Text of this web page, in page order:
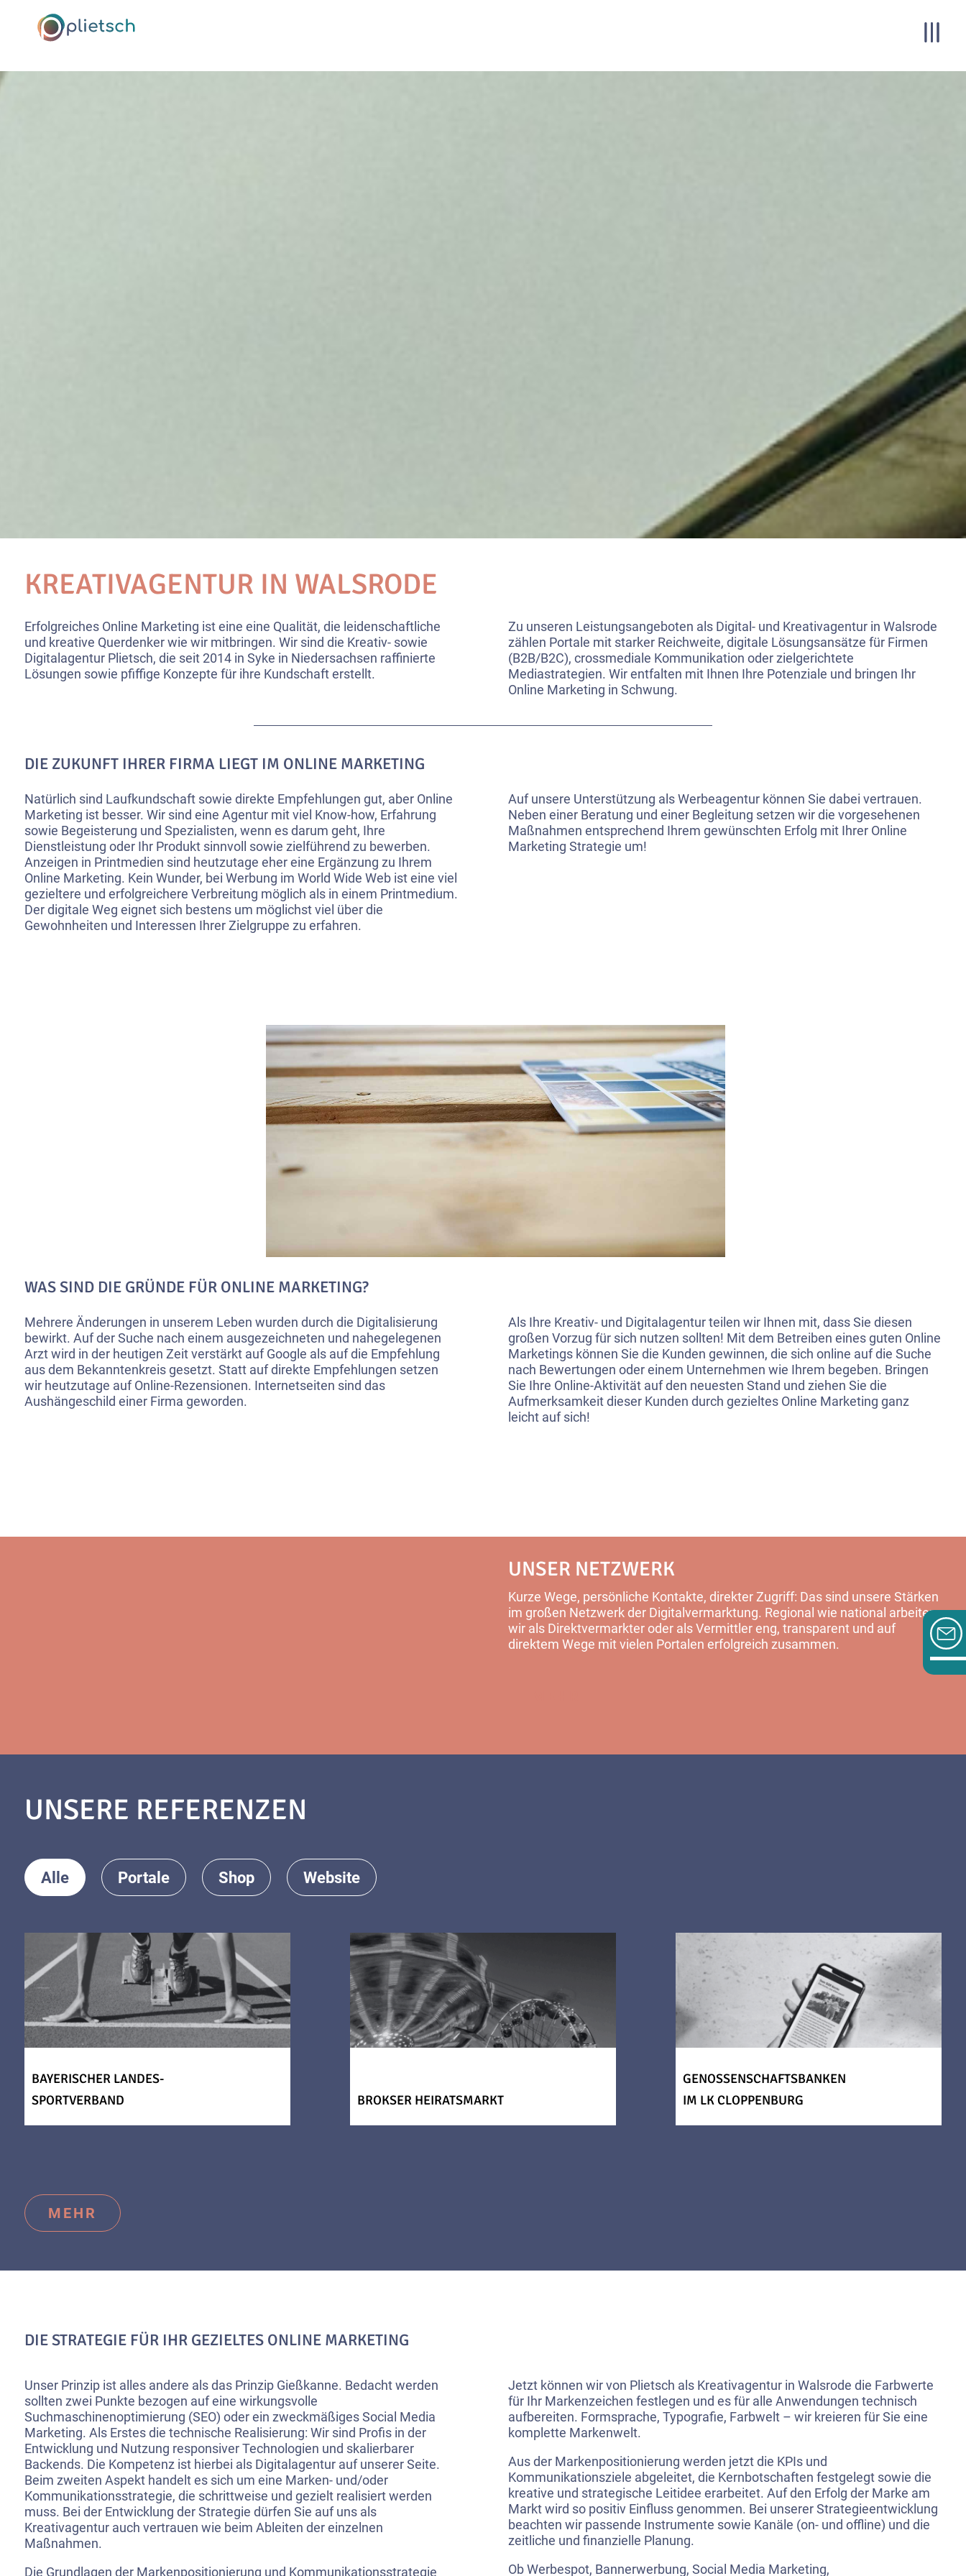
KREATIVAGENTUR IN WALSRODE
Erfolgreiches Online Marketing ist eine eine Qualität, die leidenschaftliche
und kreative Querdenker wie wir mitbringen. Wir sind die Kreativ- sowie
Digitalagentur Plietsch, die seit 2014 in Syke in Niedersachsen raffinierte
Lösungen sowie pfiffige Konzepte für ihre Kundschaft erstellt.
Zu unseren Leistungsangeboten als Digital- und Kreativagentur in Walsrode
zählen Portale mit starker Reichweite, digitale Lösungsansätze für Firmen
(B2B/B2C), crossmediale Kommunikation oder zielgerichtete
Mediastrategien. Wir entfalten mit Ihnen Ihre Potenziale und bringen Ihr
Online Marketing in Schwung.
DIE ZUKUNFT IHRER FIRMA LIEGT IM ONLINE MARKETING
Natürlich sind Laufkundschaft sowie direkte Empfehlungen gut, aber Online
Marketing ist besser. Wir sind eine Agentur mit viel Know-how, Erfahrung
sowie Begeisterung und Spezialisten, wenn es darum geht, Ihre
Dienstleistung oder Ihr Produkt sinnvoll sowie zielführend zu bewerben.
Anzeigen in Printmedien sind heutzutage eher eine Ergänzung zu Ihrem
Online Marketing. Kein Wunder, bei Werbung im World Wide Web ist eine viel
gezieltere und erfolgreichere Verbreitung möglich als in einem Printmedium.
Der digitale Weg eignet sich bestens um möglichst viel über die
Gewohnheiten und Interessen Ihrer Zielgruppe zu erfahren.
Auf unsere Unterstützung als Werbeagentur können Sie dabei vertrauen.
Neben einer Beratung und einer Begleitung setzen wir die vorgesehenen
Maßnahmen entsprechend Ihrem gewünschten Erfolg mit Ihrer Online
Marketing Strategie um!
WAS SIND DIE GRÜNDE FÜR ONLINE MARKETING?
Mehrere Änderungen in unserem Leben wurden durch die Digitalisierung
bewirkt. Auf der Suche nach einem ausgezeichneten und nahegelegenen
Arzt wird in der heutigen Zeit verstärkt auf Google als auf die Empfehlung
aus dem Bekanntenkreis gesetzt. Statt auf direkte Empfehlungen setzen
wir heutzutage auf Online-Rezensionen. Internetseiten sind das
Aushängeschild einer Firma geworden.
Als Ihre Kreativ- und Digitalagentur teilen wir Ihnen mit, dass Sie diesen
großen Vorzug für sich nutzen sollten! Mit dem Betreiben eines guten Online
Marketings können Sie die Kunden gewinnen, die sich online auf die Suche
nach Bewertungen oder einem Unternehmen wie Ihrem begeben. Bringen
Sie Ihre Online-Aktivität auf den neuesten Stand und ziehen Sie die
Aufmerksamkeit dieser Kunden durch gezieltes Online Marketing ganz
leicht auf sich!
UNSER NETZWERK
Kurze Wege, persönliche Kontakte, direkter Zugriff: Das sind unsere Stärken
im großen Netzwerk der Digitalvermarktung. Regional wie national arbeiten
wir als Direktvermarkter oder als Vermittler eng, transparent und auf
direktem Wege mit vielen Portalen erfolgreich zusammen.
UNSERE REFERENZEN
Alle Portale Shop Website
BAYERISCHER LANDES-
SPORTVERBAND
BROKSER HEIRATSMARKT
GENOSSENSCHAFTSBANKEN
IM LK CLOPPENBURG
MEHR
DIE STRATEGIE FÜR IHR GEZIELTES ONLINE MARKETING
Unser Prinzip ist alles andere als das Prinzip Gießkanne. Bedacht werden
sollten zwei Punkte bezogen auf eine wirkungsvolle
Suchmaschinenoptimierung (SEO) oder ein zweckmäßiges Social Media
Marketing. Als Erstes die technische Realisierung: Wir sind Profis in der
Entwicklung und Nutzung responsiver Technologien und skalierbarer
Backends. Die Kompetenz ist hierbei als Digitalagentur auf unserer Seite.
Beim zweiten Aspekt handelt es sich um eine Marken- und/oder
Kommunikationsstrategie, die schrittweise und gezielt realisiert werden
muss. Bei der Entwicklung der Strategie dürfen Sie auf uns als
Kreativagentur auch vertrauen wie beim Ableiten der einzelnen
Maßnahmen.
Die Grundlagen der Markenpositionierung und Kommunikationsstrategie
Jetzt können wir von Plietsch als Kreativagentur in Walsrode die Farbwerte
für Ihr Markenzeichen festlegen und es für alle Anwendungen technisch
aufbereiten. Formsprache, Typografie, Farbwelt – wir kreieren für Sie eine
komplette Markenwelt.
Aus der Markenpositionierung werden jetzt die KPIs und
Kommunikationsziele abgeleitet, die Kernbotschaften festgelegt sowie die
kreative und strategische Leitidee erarbeitet. Auf den Erfolg der Marke am
Markt wird so positiv Einfluss genommen. Bei unserer Strategieentwicklung
beachten wir passende Instrumente sowie Kanäle (on- und offline) und die
zeitliche und finanzielle Planung.
Ob Werbespot, Bannerwerbung, Social Media Marketing,